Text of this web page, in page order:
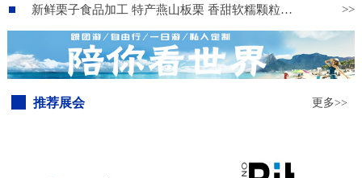
新鲜栗子食品加工 特产燕山板栗 香甜软糯颗粒饱满 物美价廉货源充足
>>
推荐展会 更多>>